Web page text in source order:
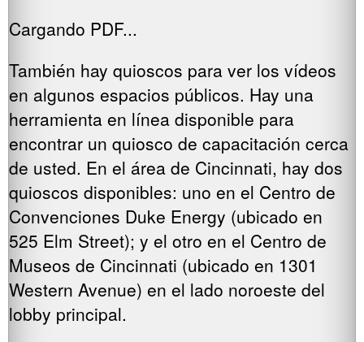
Cargando PDF...
También hay quioscos para ver los vídeos
en algunos espacios públicos. Hay una
herramienta en línea disponible para
encontrar un quiosco de capacitación cerca
de usted. En el área de Cincinnati, hay dos
quioscos disponibles: uno en el Centro de
Convenciones Duke Energy (ubicado en
525 Elm Street); y el otro en el Centro de
Museos de Cincinnati (ubicado en 1301
Western Avenue) en el lado noroeste del
lobby principal.